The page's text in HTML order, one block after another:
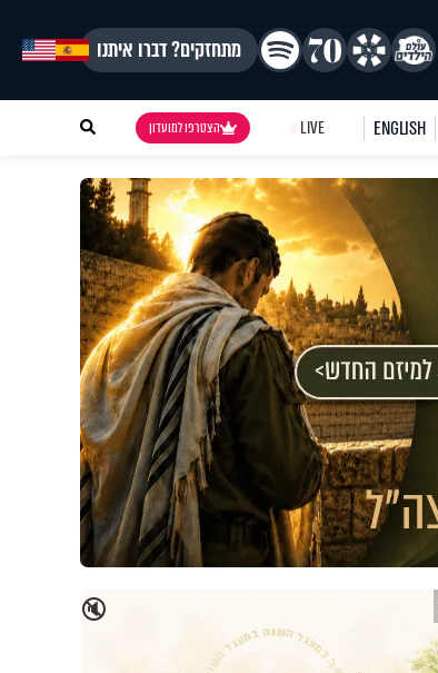
מתחזקים? דברו איתנו
ENGLISH
LIVE הצטרפו למועדון
🔇